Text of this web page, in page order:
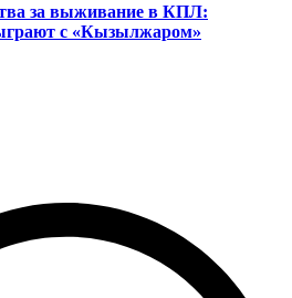
за выживание в КПЛ:
с «Кызылжаром»